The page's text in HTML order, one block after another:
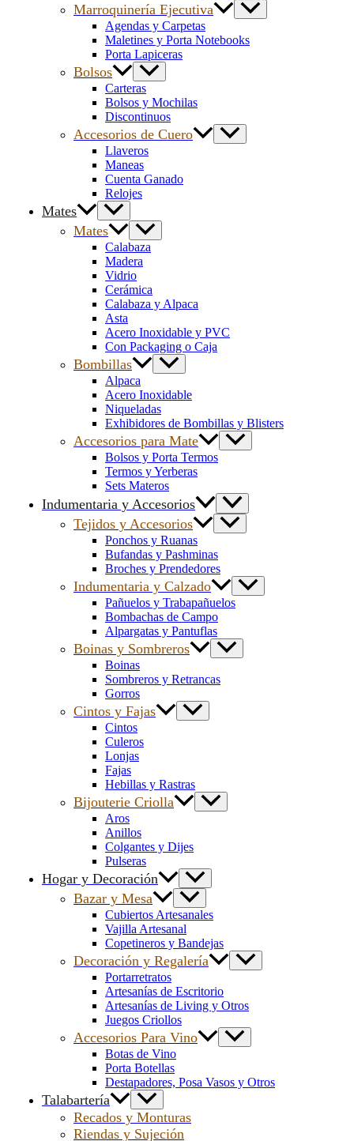
Marroquinería Ejecutiva
Agendas y Carpetas
Maletines y Porta Notebooks
Porta Lapiceras
Bolsos
Carteras
Bolsos y Mochilas
Discontinuos
Accesorios de Cuero
Llaveros
Maneas
Cuenta Ganado
Relojes
Mates
Mates
Calabaza
Madera
Vidrio
Cerámica
Calabaza y Alpaca
Asta
Acero Inoxidable y PVC
Con Packaging o Caja
Bombillas
Alpaca
Acero Inoxidable
Niqueladas
Exhibidores de Bombillas y Blisters
Accesorios para Mate
Bolsos y Porta Termos
Termos y Yerberas
Sets Materos
Indumentaria y Accesorios
Tejidos y Accesorios
Ponchos y Ruanas
Bufandas y Pashminas
Broches y Prendedores
Indumentaria y Calzado
Pañuelos y Trabapañuelos
Bombachas de Campo
Alpargatas y Pantuflas
Boinas y Sombreros
Boinas
Sombreros y Retrancas
Gorros
Cintos y Fajas
Cintos
Culeros
Lonjas
Fajas
Hebillas y Rastras
Bijouterie Criolla
Aros
Anillos
Colgantes y Dijes
Pulseras
Hogar y Decoración
Bazar y Mesa
Cubiertos Artesanales
Vajilla Artesanal
Copetineros y Bandejas
Decoración y Regalería
Portarretratos
Artesanías de Escritorio
Artesanías de Living y Otros
Juegos Criollos
Accesorios Para Vino
Botas de Vino
Porta Botellas
Destapadores, Posa Vasos y Otros
Talabartería
Recados y Monturas
Riendas y Sujeción